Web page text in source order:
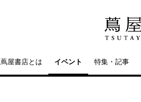
蔦屋書店とは イベント 特集・記事